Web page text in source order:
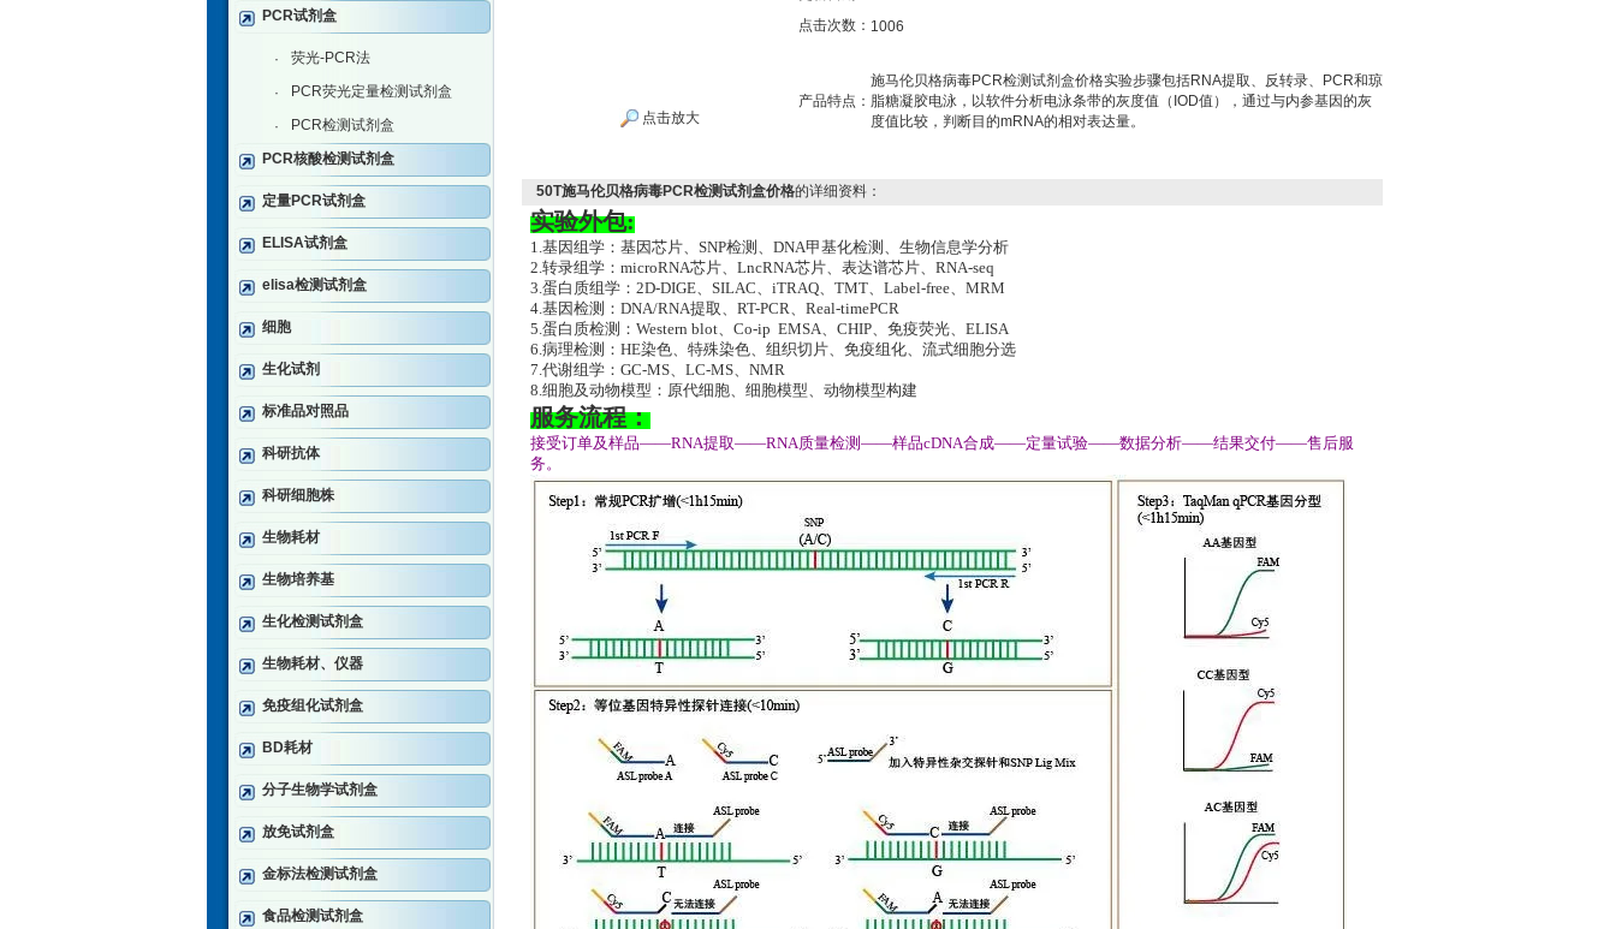
PCR试剂盒
· 荧光-PCR法
· PCR荧光定量检测试剂盒
·
PCR检测试剂盒
PCR核酸检测试剂盒
定量PCR试剂盒
ELISA试剂盒
elisa检测试剂盒
细胞
生化试剂
标准品对照品
科研抗体
科研细胞株
生物耗材
生物培养基
生化检测试剂盒
生物耗材、仪器
免疫组化试剂盒
BD耗材
分子生物学试剂盒
放免试剂盒
金标法检测试剂盒
食品检测试剂盒
点击放大
点击次数： 1006
产品特点：
施马伦贝格病毒PCR检测试剂盒价格实验步骤包括RNA提取、反转录、PCR和琼
脂糖凝胶电泳，以软件分析电泳条带的灰度值（IOD值），通过与内参基因的灰
度值比较，判断目的mRNA的相对表达量。
50T施马伦贝格病毒PCR检测试剂盒价格的详细资料：
实验外包:
1.基因组学：基因芯片、SNP检测、DNA甲基化检测、生物信息学分析
2.转录组学：microRNA芯片、LncRNA芯片、表达谱芯片、RNA-seq
3.蛋白质组学：2D-DIGE、SILAC、iTRAQ、TMT、Label-free、MRM
4.基因检测：DNA/RNA提取、RT-PCR、Real-timePCR
5.蛋白质检测：Western blot、Co-ip EMSA、CHIP、免疫荧光、ELISA
6.病理检测：HE染色、特殊染色、组织切片、免疫组化、流式细胞分选
7.代谢组学：GC-MS、LC-MS、NMR
8.细胞及动物模型：原代细胞、细胞模型、动物模型构建
服务流程：
接受订单及样品——RNA提取——RNA质量检测——样品cDNA合成——定量试验——数据分析——结果交付——售后服
务。